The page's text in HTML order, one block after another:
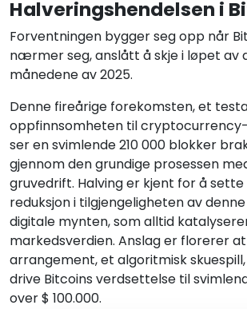
Halveringshendelsen i
Forventningen bygger seg opp når
nærmer seg, anslått å skje i løpet av
månedene av 2025.
Denne fireårige forekomsten, et
oppfinnsomheten til
ser en svimlende 210 000 blokker
gjennom den grundige prosessen
gruvedrift. Halving er kjent for å sette
reduksjon i tilgjengeligheten av
digitale mynten, som alltid
markedsverdien. Anslag er florerer
arrangement, et algoritmisk
drive Bitcoins verdsettelse til
over $ 100.000.